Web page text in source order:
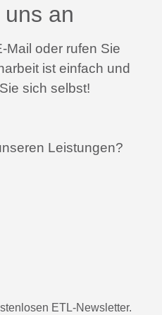
an
Mail oder rufen Sie
ist einfach und
sich selbst!
Leistungen?
ETL-Newsletter.